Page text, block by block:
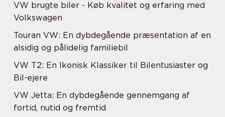
VW brugte biler - Køb kvalitet og erfaring med
Volkswagen
Touran VW: En dybdegående præsentation af en
alsidig og pålidelig familiebil
VW T2: En Ikonisk Klassiker til Bilentusiaster og
Bil-ejere
VW Jetta: En dybdegående gennemgang af
fortid, nutid og fremtid